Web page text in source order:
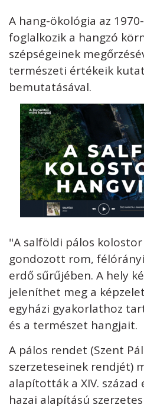
A hang-ökológia az
foglalkozik a hangzó
szépségeinek
természeti értékeik
bemutatásával.
"A salföldi pálos
gondozott rom,
erdő sűrűjében. A hely
jeleníthet meg a
egyházi gyakorlathoz
és a természet hangjait.
A pálos rendet (Szent
szerzeteseinek rendjét)
alapították a XIV. század
hazai alapítású